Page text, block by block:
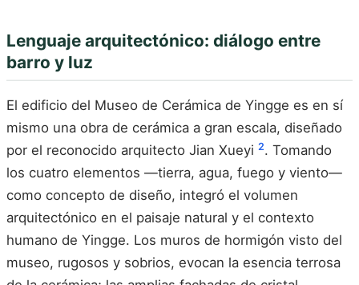
Lenguaje arquitectónico: diálogo entre
barro y luz
El edificio del Museo de Cerámica de Yingge es en sí
mismo una obra de cerámica a gran escala, diseñado
por el reconocido arquitecto Jian Xueyi 2. Tomando
los cuatro elementos —tierra, agua, fuego y viento—
como concepto de diseño, integró el volumen
arquitectónico en el paisaje natural y el contexto
humano de Yingge. Los muros de hormigón visto del
museo, rugosos y sobrios, evocan la esencia terrosa